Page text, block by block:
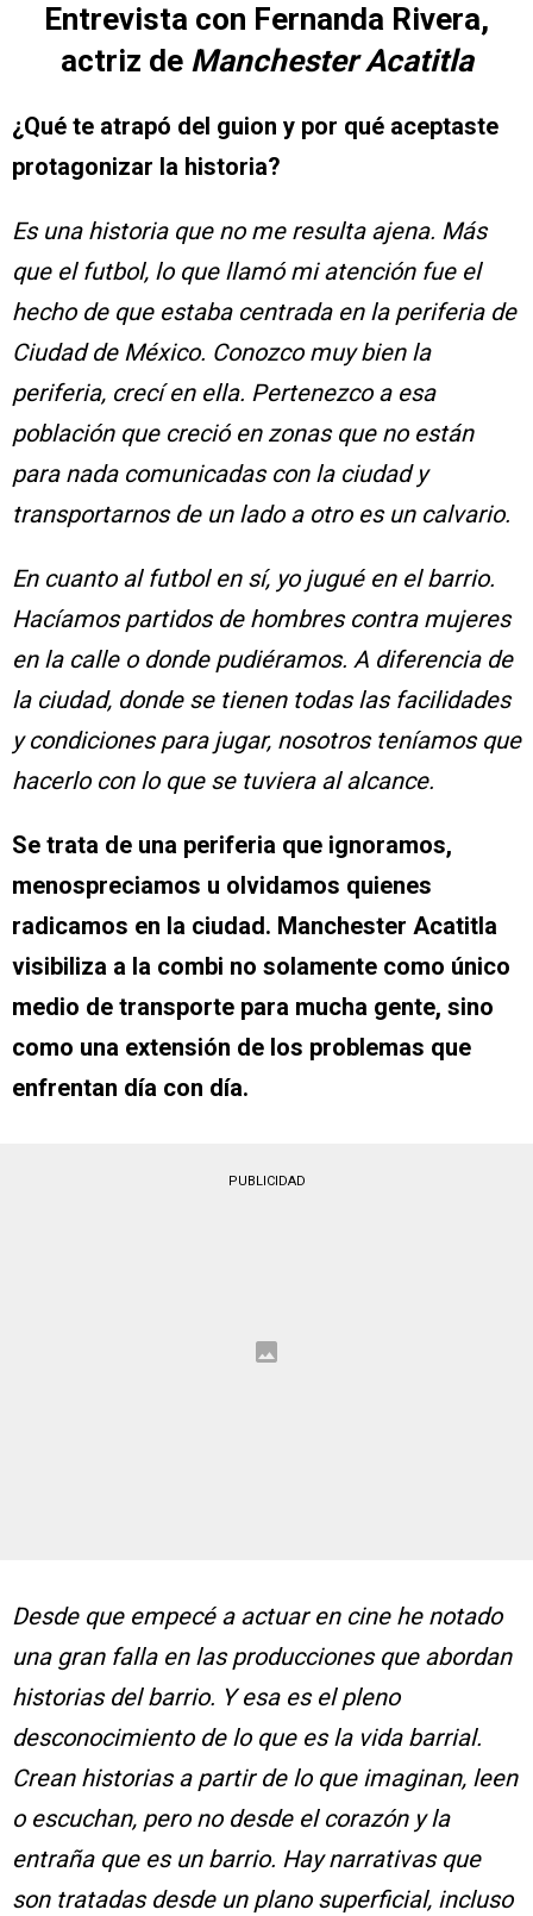
Entrevista con Fernanda Rivera,
actriz de Manchester Acatitla
¿Qué te atrapó del guion y por qué aceptaste
protagonizar la historia?
Es una historia que no me resulta ajena. Más
que el futbol, lo que llamó mi atención fue el
hecho de que estaba centrada en la periferia de
Ciudad de México. Conozco muy bien la
periferia, crecí en ella. Pertenezco a esa
población que creció en zonas que no están
para nada comunicadas con la ciudad y
transportarnos de un lado a otro es un calvario.
En cuanto al futbol en sí, yo jugué en el barrio.
Hacíamos partidos de hombres contra mujeres
en la calle o donde pudiéramos. A diferencia de
la ciudad, donde se tienen todas las facilidades
y condiciones para jugar, nosotros teníamos que
hacerlo con lo que se tuviera al alcance.
Se trata de una periferia que ignoramos,
menospreciamos u olvidamos quienes
radicamos en la ciudad. Manchester Acatitla
visibiliza a la combi no solamente como único
medio de transporte para mucha gente, sino
como una extensión de los problemas que
enfrentan día con día.
PUBLICIDAD
Desde que empecé a actuar en cine he notado
una gran falla en las producciones que abordan
historias del barrio. Y esa es el pleno
desconocimiento de lo que es la vida barrial.
Crean historias a partir de lo que imaginan, leen
o escuchan, pero no desde el corazón y la
entraña que es un barrio. Hay narrativas que
son tratadas desde un plano superficial, incluso